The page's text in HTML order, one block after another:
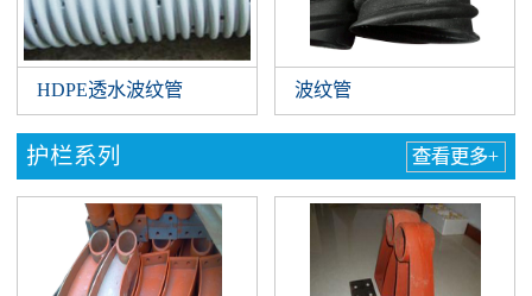
HDPE透水波纹管 波纹管
护栏系列 查看更多+